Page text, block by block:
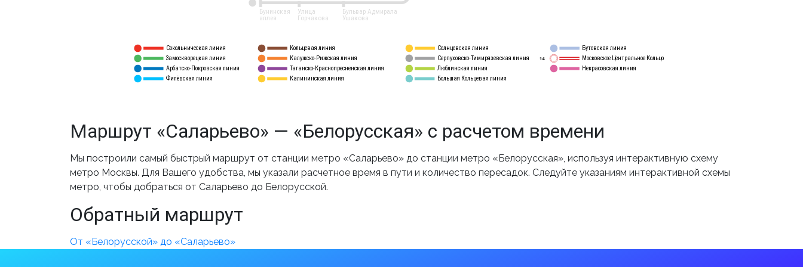
Сокольническая линия
Замоскворецкая линия
Арбатско-Покровская линия
Филёвская линия
Кольцевая линия
Калужско-Рижская линия
Таганско-Краснопресненская линия
Калининская линия
Солнцевская линия
Серпуховско-Тимирязевская линия
Люблинская линия
Бутовская линия
Московское Центральное Кольцо
Большая Кольцевая линия
Некрасовская линия
14
Бульвар Адмирала
Ушакова
Улица
Горчакова
Бунинская
аллея
Маршрут «Саларьево» — «Белорусская» с расчетом времени
Мы построили самый быстрый маршрут от станции метро «Саларьево» до станции метро «Белорусская», используя интерактивную схему
метро Москвы. Для Вашего удобства, мы указали расчетное время в пути и количество пересадок. Следуйте указаниям интерактивной схемы
метро, чтобы добраться от Саларьево до Белорусской.
Обратный маршрут
От «Белорусской» до «Саларьево»